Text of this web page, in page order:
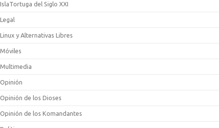
IslaTortuga del Siglo XXI
Legal
Linux y Alternativas Libres
Móviles
Multimedia
Opinión
Opinión de los Dioses
Opinión de los Komandantes